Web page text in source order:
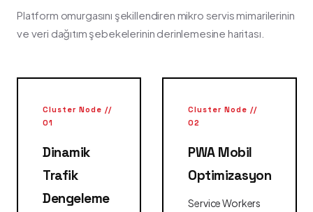
Platform omurgasını şekillendiren mikro servis mimarilerinin
ve veri dağıtım şebekelerinin derinlemesine haritası.
Cluster Node //
01
Dinamik
Trafik
Dengeleme
Cluster Node //
02
PWA Mobil
Optimizasyon
Service Workers